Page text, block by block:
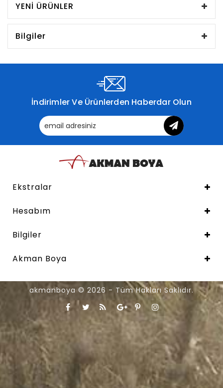
YENI ÜRÜNLER
Bilgiler
İndirimler Ve Ürünlerden Haberdar Olun
Ekstralar
Hesabım
Bilgiler
Akman Boya
akmanboya © 2026 - Tüm Hakları Saklıdır.